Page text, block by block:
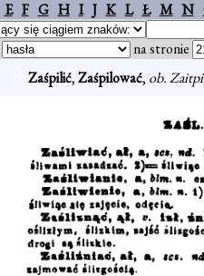
E F G H I J K L Ł M N
na stronie
Zaśpilić,Zaśpilować, ob.